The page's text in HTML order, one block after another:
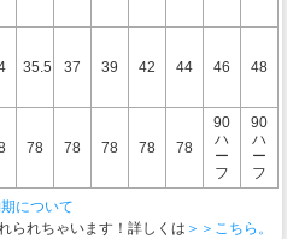
35.5 37 39 42 44 46 48
78 78 78 78 78
90
ハ
ー
フ
90
ハ
ー
フ
について
られちゃいます！詳しくは ＞＞こちら。